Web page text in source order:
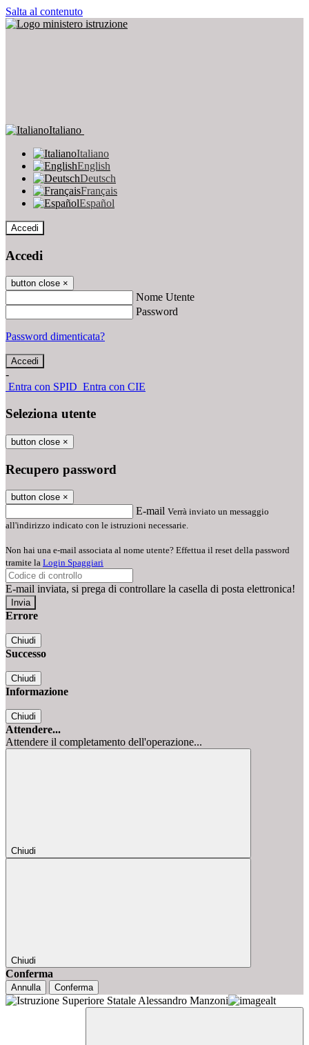
Salta al contenuto
Italiano
Italiano
English
Deutsch
Français
Español
Accedi
Accedi
button close ×
Nome Utente
Password
Password dimenticata?
-
Entra con SPID Entra con CIE
Seleziona utente
button close ×
Recupero password
button close ×
E-mail Verrà inviato un messaggio
all'indirizzo indicato con le istruzioni necessarie.
Non hai una e-mail associata al nome utente? Effettua il reset della password
tramite la Login Spaggiari
E-mail inviata, si prega di controllare la casella di posta elettronica!
Errore
Chiudi
Successo
Chiudi
Informazione
Chiudi
Attendere...
Attendere il completamento dell'operazione...
Chiudi
Chiudi
Conferma
Annulla Conferma